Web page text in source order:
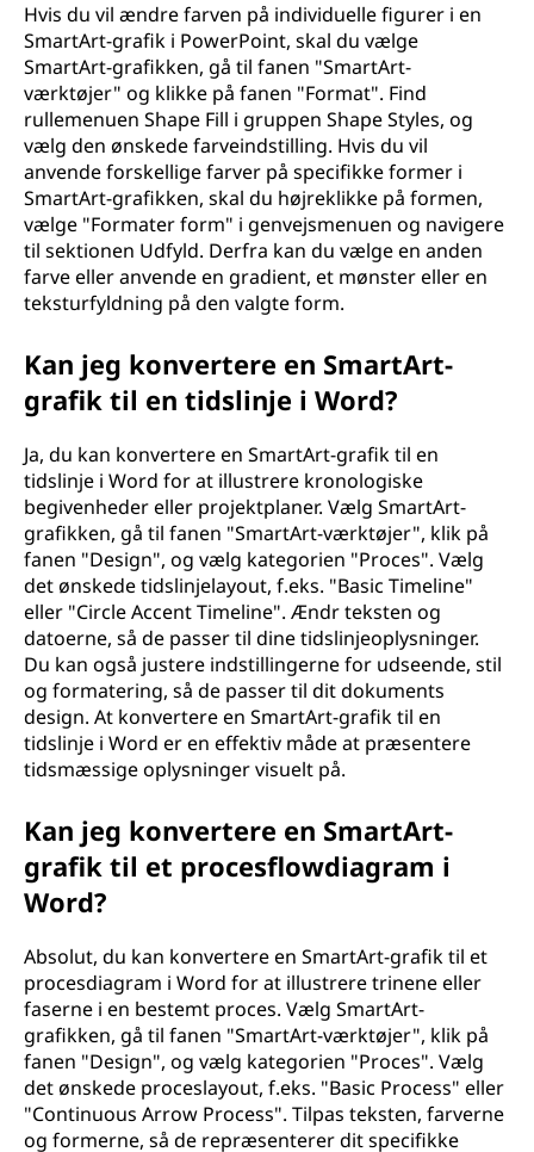
Hvis du vil ændre farven på individuelle figurer i en
SmartArt-grafik i PowerPoint, skal du vælge
SmartArt-grafikken, gå til fanen "SmartArt-
værktøjer" og klikke på fanen "Format". Find
rullemenuen Shape Fill i gruppen Shape Styles, og
vælg den ønskede farveindstilling. Hvis du vil
anvende forskellige farver på specifikke former i
SmartArt-grafikken, skal du højreklikke på formen,
vælge "Formater form" i genvejsmenuen og navigere
til sektionen Udfyld. Derfra kan du vælge en anden
farve eller anvende en gradient, et mønster eller en
teksturfyldning på den valgte form.
Kan jeg konvertere en SmartArt-
grafik til en tidslinje i Word?
Ja, du kan konvertere en SmartArt-grafik til en
tidslinje i Word for at illustrere kronologiske
begivenheder eller projektplaner. Vælg SmartArt-
grafikken, gå til fanen "SmartArt-værktøjer", klik på
fanen "Design", og vælg kategorien "Proces". Vælg
det ønskede tidslinjelayout, f.eks. "Basic Timeline"
eller "Circle Accent Timeline". Ændr teksten og
datoerne, så de passer til dine tidslinjeoplysninger.
Du kan også justere indstillingerne for udseende, stil
og formatering, så de passer til dit dokuments
design. At konvertere en SmartArt-grafik til en
tidslinje i Word er en effektiv måde at præsentere
tidsmæssige oplysninger visuelt på.
Kan jeg konvertere en SmartArt-
grafik til et procesflowdiagram i
Word?
Absolut, du kan konvertere en SmartArt-grafik til et
procesdiagram i Word for at illustrere trinene eller
faserne i en bestemt proces. Vælg SmartArt-
grafikken, gå til fanen "SmartArt-værktøjer", klik på
fanen "Design", og vælg kategorien "Proces". Vælg
det ønskede proceslayout, f.eks. "Basic Process" eller
"Continuous Arrow Process". Tilpas teksten, farverne
og formerne, så de repræsenterer dit specifikke